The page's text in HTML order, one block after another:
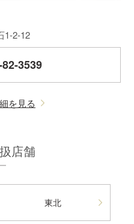
1-2-12
3539
を見る
店舗
東北